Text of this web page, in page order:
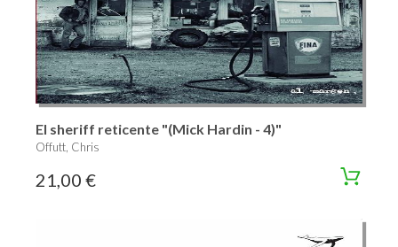
El sheriff reticente "(Mick Hardin - 4)"
Offutt, Chris
21,00 €